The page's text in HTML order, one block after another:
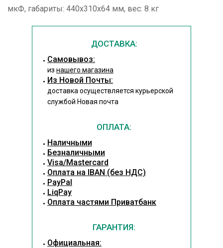
мкФ, габариты: 440x310x64 мм, вес: 8 кг
ДОСТАВКА:
Cамовывоз:
из нашего магазина
Из Новой Почты:
доставка осуществляется курьерской
службой Новая почта
ОПЛАТА:
Наличными
Безналичными
Visa/Mastercard
Оплата на IBAN (без НДС)
PayPal
LiqPay
Оплата частями Приватбанк
ГАРАНТИЯ:
Официальная: